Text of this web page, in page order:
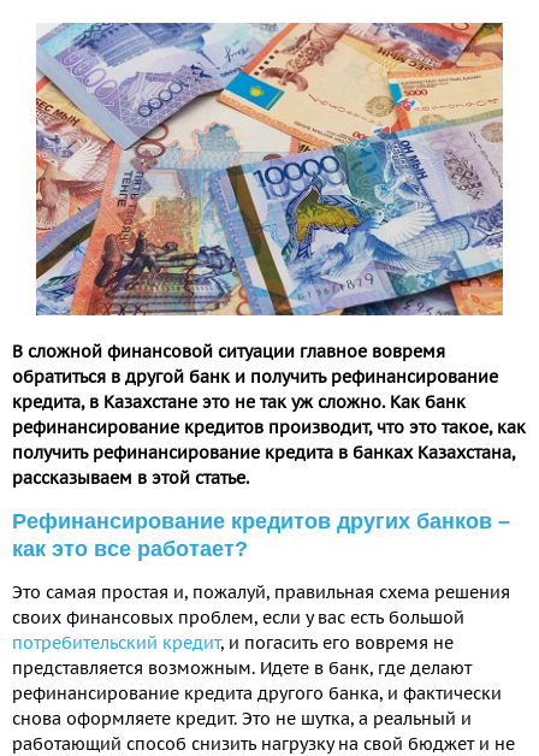
В сложной финансовой ситуации главное вовремя
обратиться в другой банк и получить рефинансирование
кредита, в Казахстане это не так уж сложно. Как банк
рефинансирование кредитов производит, что это такое, как
получить рефинансирование кредита в банках Казахстана,
рассказываем в этой статье.
Рефинансирование кредитов других банков –
как это все работает?
Это самая простая и, пожалуй, правильная схема решения
своих финансовых проблем, если у вас есть большой
потребительский кредит, и погасить его вовремя не
представляется возможным. Идете в банк, где делают
рефинансирование кредита другого банка, и фактически
снова оформляете кредит. Это не шутка, а реальный и
работающий способ снизить нагрузку на свой бюджет и не